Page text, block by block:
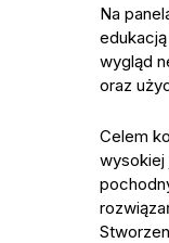
Na
wygląd
oraz
Celem
wysokiej